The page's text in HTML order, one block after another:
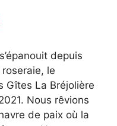
depuis
le
La Bréjolière
Nous rêvions
de paix où la